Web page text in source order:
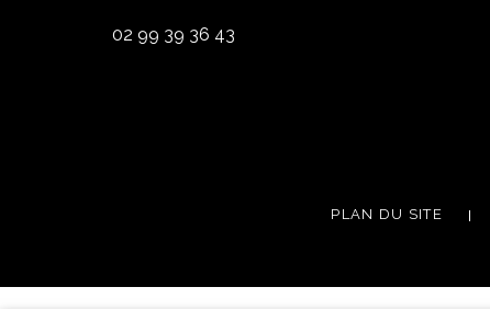
02 99 39 36 43
PLAN DU SITE